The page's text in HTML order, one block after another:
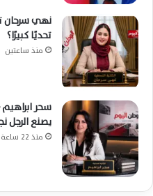
نهي سرحان
تحديًا كبيرًا؟
منذ ساعتين
سحر
يصنع الرجل
منذ 22 ساعة